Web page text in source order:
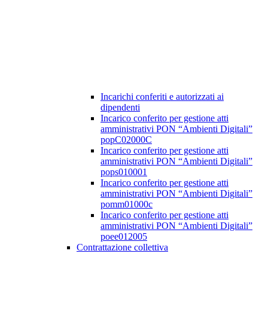
Incarichi conferiti e autorizzati ai
dipendenti
Incarico conferito per gestione atti
amministrativi PON “Ambienti Digitali”
popC02000C
Incarico conferito per gestione atti
amministrativi PON “Ambienti Digitali”
pops010001
Incarico conferito per gestione atti
amministrativi PON “Ambienti Digitali”
pomm01000c
Incarico conferito per gestione atti
amministrativi PON “Ambienti Digitali”
poee012005
Contrattazione collettiva